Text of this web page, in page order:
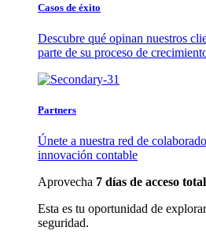
Casos de éxito
Descubre qué opinan nuestros
parte de su proceso de
Partners
Únete a nuestra red de
innovación contable
Aprovecha 7 días de acceso
Esta es tu oportunidad de
seguridad.